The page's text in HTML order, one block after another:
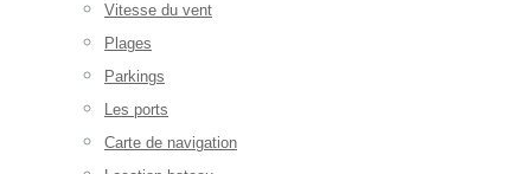
Vitesse du vent
Plages
Parkings
Les ports
Carte de navigation